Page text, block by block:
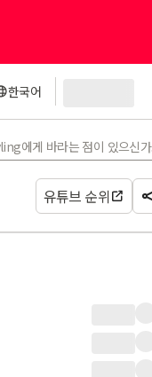
한국어
에게 바라는 점이 있으신
유튜브 순위